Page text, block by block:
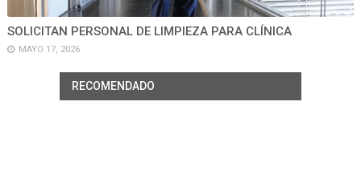
SOLICITAN PERSONAL DE LIMPIEZA PARA CLÍNICA
MAYO 17, 2026
RECOMENDADO